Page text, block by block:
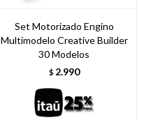
Set Motorizado Engino
Multimodelo Creative Builder
30 Modelos
$ 2.990